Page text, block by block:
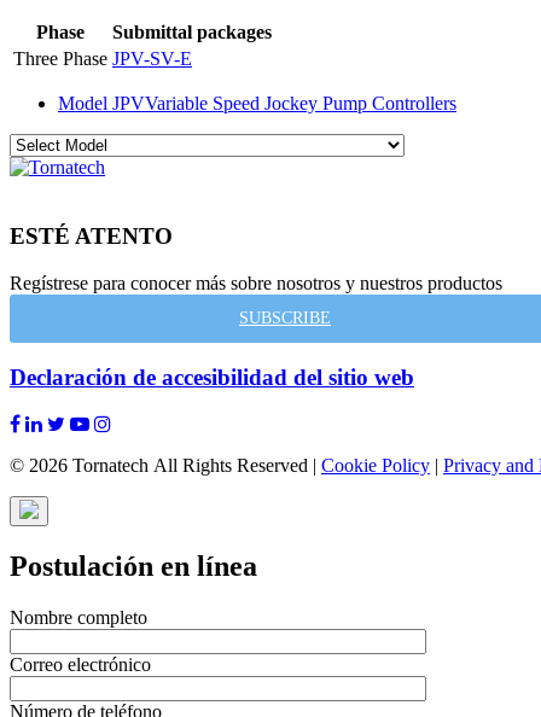
Phase
Submittal packages
Three Phase JPV-SV-E
Model JPVVariable Speed Jockey Pump Controllers
ESTÉ ATENTO
Regístrese para conocer más sobre nosotros y nuestros productos
SUBSCRIBE
Declaración de accesibilidad del sitio web
© 2026 Tornatech All Rights Reserved | Cookie Policy | Privacy and
Postulación en línea
Nombre completo
Correo electrónico
Número de teléfono